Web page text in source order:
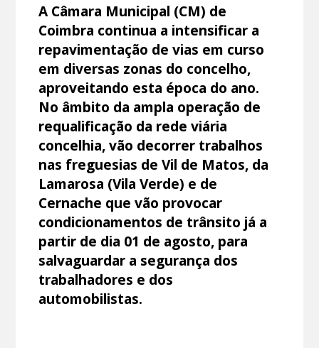
A Câmara Municipal (CM) de
Coimbra continua a intensificar a
repavimentação de vias em curso
em diversas zonas do concelho,
aproveitando esta época do ano.
No âmbito da ampla operação de
requalificação da rede viária
concelhia, vão decorrer trabalhos
nas freguesias de Vil de Matos, da
Lamarosa (Vila Verde) e de
Cernache que vão provocar
condicionamentos de trânsito já a
partir de dia 01 de agosto, para
salvaguardar a segurança dos
trabalhadores e dos
automobilistas.